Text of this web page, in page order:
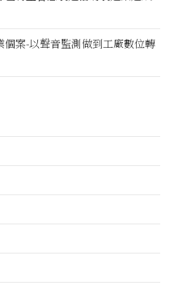
案-以聲音監測做到工廠數位轉